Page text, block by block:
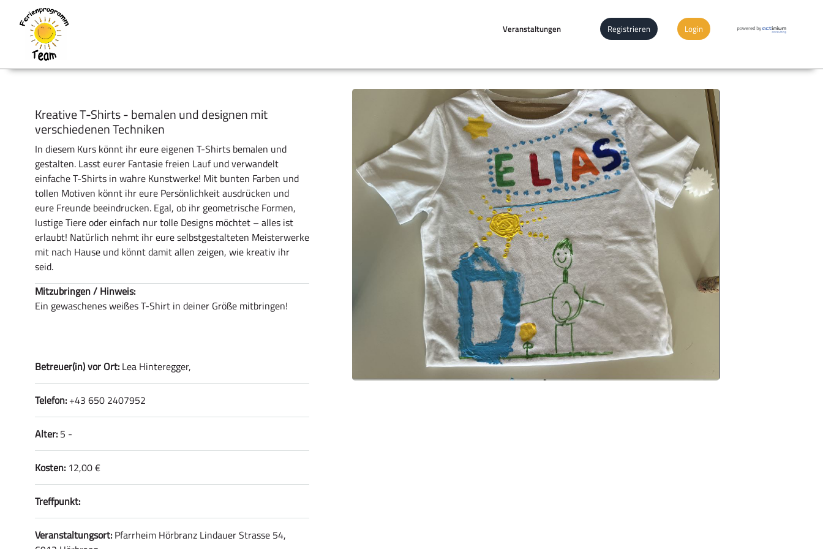
Veranstaltungen Registrieren Login
Kreative T-Shirts - bemalen und designen mit
verschiedenen Techniken
In diesem Kurs könnt ihr eure eigenen T-Shirts bemalen und
gestalten. Lasst eurer Fantasie freien Lauf und verwandelt
einfache T-Shirts in wahre Kunstwerke! Mit bunten Farben und
tollen Motiven könnt ihr eure Persönlichkeit ausdrücken und
eure Freunde beeindrucken. Egal, ob ihr geometrische Formen,
lustige Tiere oder einfach nur tolle Designs möchtet – alles ist
erlaubt! Natürlich nehmt ihr eure selbstgestalteten Meisterwerke
mit nach Hause und könnt damit allen zeigen, wie kreativ ihr
seid.
Mitzubringen / Hinweis:
Ein gewaschenes weißes T-Shirt in deiner Größe mitbringen!
Betreuer(in) vor Ort: Lea Hinteregger,
Telefon: +43 650 2407952
Alter: 5 -
Kosten: 12,00 €
Treffpunkt:
Veranstaltungsort: Pfarrheim Hörbranz Lindauer Strasse 54,